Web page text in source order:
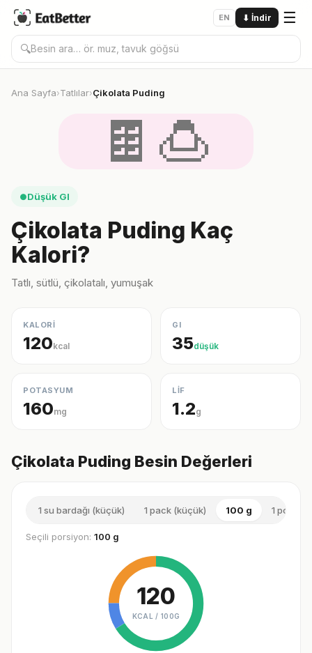
EN ⬇ İndir ☰
🔍
Ana Sayfa›Tatlılar›Çikolata Puding
🍫🍮
●Düşük GI
Çikolata Puding Kaç
Kalori?
Tatlı, sütlü, çikolatalı, yumuşak
KALORİ
120kcal
GI
35düşük
POTASYUM
160mg
LİF
1.2g
Çikolata Puding Besin Değerleri
1 su bardağı (küçük) 1 pack (küçük) 100 g 1
Seçili porsiyon: 100 g
120
KCAL / 100G